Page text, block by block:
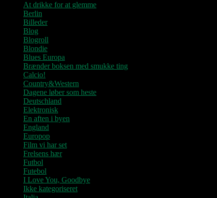
At drikke for at glemme
Berlin
Billeder
Blog
Blogroll
Blondie
Blues Europa
Brænder boksen med smukke ting
Calcio!
Country&Western
Dagene løber som heste
Deutschland
Elektronisk
En aften i byen
England
Europop
Film vi har set
Frelsens hær
Futbol
Futebol
I Love You, Goodbye
Ikke kategoriseret